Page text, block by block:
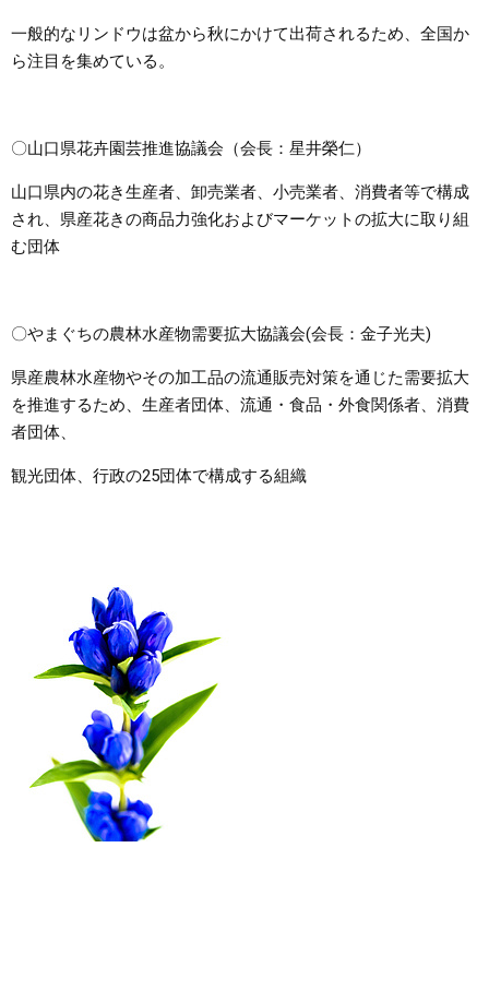
一般的なリンドウは盆から秋にかけて出荷されるため、全国か
ら注目を集めている。
〇山口県花卉園芸推進協議会（会長：星井榮仁）
山口県内の花き生産者、卸売業者、小売業者、消費者等で構成
され、県産花きの商品力強化およびマーケットの拡大に取り組
む団体
〇やまぐちの農林水産物需要拡大協議会(会長：金子光夫)
県産農林水産物やその加工品の流通販売対策を通じた需要拡大
を推進するため、生産者団体、流通・食品・外食関係者、消費
者団体、
観光団体、行政の25団体で構成する組織